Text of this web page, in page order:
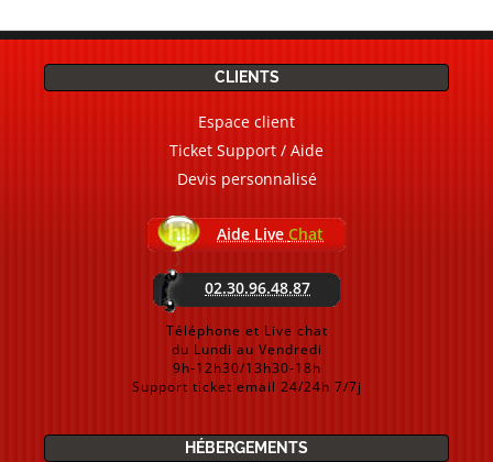
CLIENTS
Espace client
Ticket Support / Aide
Devis personnalisé
Aide Live Chat
02.30.96.48.87
Téléphone et Live chat
du Lundi au Vendredi
9h-12h30/13h30-18h
Support ticket email 24/24h 7/7j
HÉBERGEMENTS